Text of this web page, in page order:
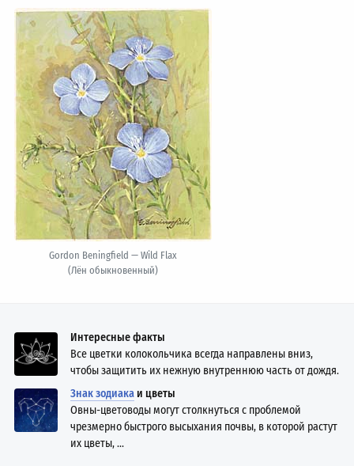
Gordon Beningfield — Wild Flax
(Лён обыкновенный)
Интересные факты
Все цветки колокольчика всегда направлены вниз,
чтобы защитить их нежную внутреннюю часть от дождя.
Знак зодиака и цветы
Овны-цветоводы могут столкнуться с проблемой
чрезмерно быстрого высыхания почвы, в которой растут
их цветы, ...